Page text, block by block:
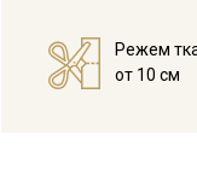
Ткань натуральная
дальнейших стирок,
с изнаночной
Режем
от 10 см